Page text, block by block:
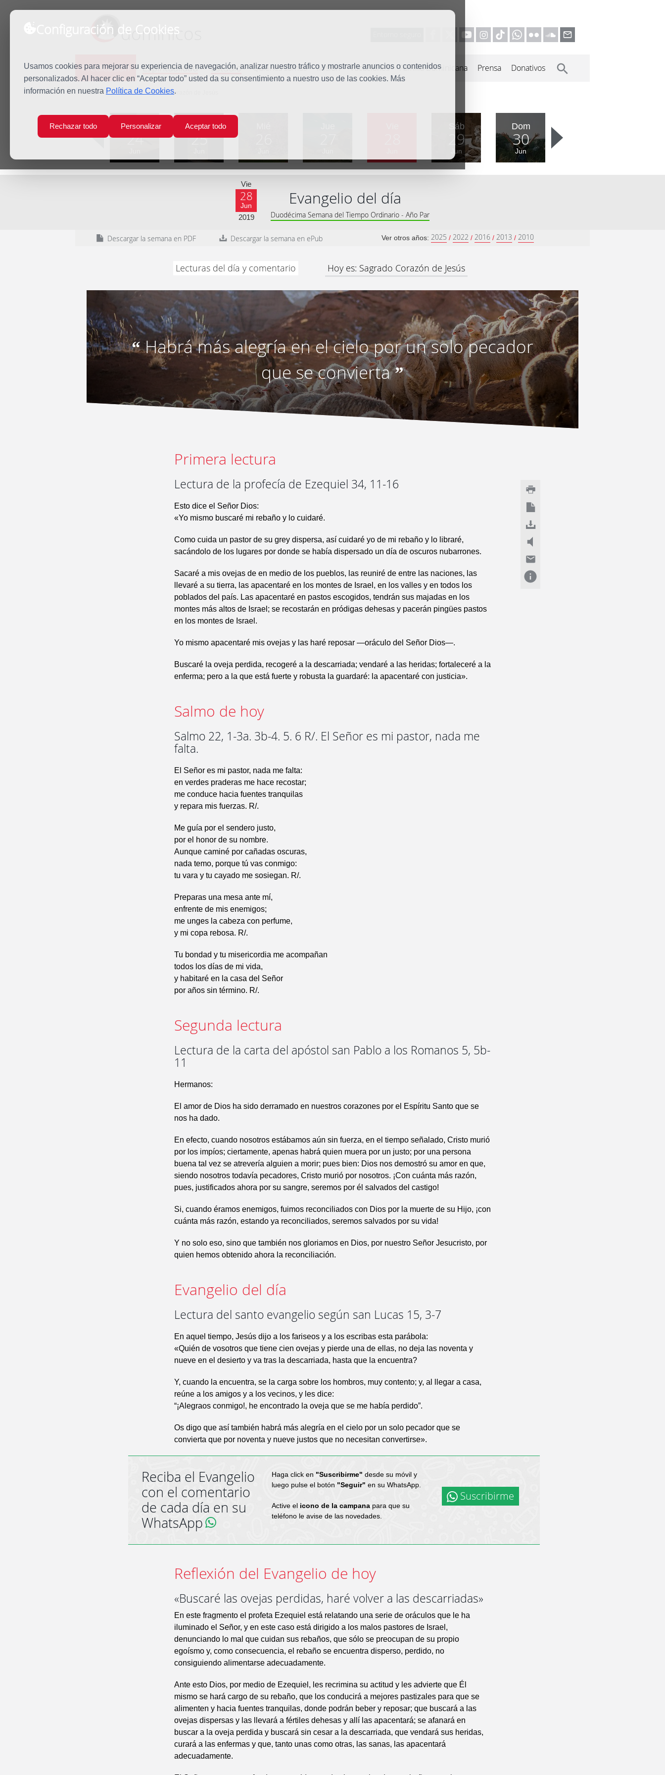
Configuración de Cookies
Usamos cookies para mejorar su experiencia de navegación, analizar nuestro tráfico y mostrarle anuncios o contenidos
personalizados. Al hacer clic en “Aceptar todo” usted da su consentimiento a nuestro uso de las cookies. Más
información en nuestra Política de Cookies.
Rechazar todo Personalizar Aceptar todo
dominicos
Predicación Espiritualidad Estudio Quiénes somos Misión Vocaciones Familia Dominicana Prensa Donativos
Inicio Predicación Sagrado Corazón de Jesús
Lun
24
Mar
25
Sáb
29
Jun
Dom
30
Jun
Vie
28
Jun
2019
Evangelio del día
Duodécima Semana del Tiempo Ordinario - Año Par
Descargar la semana en PDF Descargar la semana en ePub Ver otros años: 2025 / 2022 / 2016 / 2013 / 2010
Lecturas del día y comentario Hoy es: Sagrado Corazón de Jesús
“Habrá más alegría en el cielo por un solo pecador
que se convierta”
Primera lectura
Lectura de la profecía de Ezequiel 34, 11-16
Esto dice el Señor Dios:
«Yo mismo buscaré mi rebaño y lo cuidaré.
Como cuida un pastor de su grey dispersa, así cuidaré yo de mi rebaño y lo libraré,
sacándolo de los lugares por donde se había dispersado un día de oscuros nubarrones.
Sacaré a mis ovejas de en medio de los pueblos, las reuniré de entre las naciones, las
llevaré a su tierra, las apacentaré en los montes de Israel, en los valles y en todos los
poblados del país. Las apacentaré en pastos escogidos, tendrán sus majadas en los
montes más altos de Israel; se recostarán en pródigas dehesas y pacerán pingües pastos
en los montes de Israel.
Yo mismo apacentaré mis ovejas y las haré reposar —oráculo del Señor Dios—.
Buscaré la oveja perdida, recogeré a la descarriada; vendaré a las heridas; fortaleceré a la
enferma; pero a la que está fuerte y robusta la guardaré: la apacentaré con justicia».
Salmo de hoy
Salmo 22, 1-3a. 3b-4. 5. 6 R/. El Señor es mi pastor, nada me
falta.
El Señor es mi pastor, nada me falta:
en verdes praderas me hace recostar;
me conduce hacia fuentes tranquilas
y repara mis fuerzas. R/.
Me guía por el sendero justo,
por el honor de su nombre.
Aunque caminé por cañadas oscuras,
nada temo, porque tú vas conmigo:
tu vara y tu cayado me sosiegan. R/.
Preparas una mesa ante mí,
enfrente de mis enemigos;
me unges la cabeza con perfume,
y mi copa rebosa. R/.
Tu bondad y tu misericordia me acompañan
todos los días de mi vida,
y habitaré en la casa del Señor
por años sin término. R/.
Segunda lectura
Lectura de la carta del apóstol san Pablo a los Romanos 5, 5b-
11
Hermanos:
El amor de Dios ha sido derramado en nuestros corazones por el Espíritu Santo que se
nos ha dado.
En efecto, cuando nosotros estábamos aún sin fuerza, en el tiempo señalado, Cristo murió
por los impíos; ciertamente, apenas habrá quien muera por un justo; por una persona
buena tal vez se atrevería alguien a morir; pues bien: Dios nos demostró su amor en que,
siendo nosotros todavía pecadores, Cristo murió por nosotros. ¡Con cuánta más razón,
pues, justificados ahora por su sangre, seremos por él salvados del castigo!
Si, cuando éramos enemigos, fuimos reconciliados con Dios por la muerte de su Hijo, ¡con
cuánta más razón, estando ya reconciliados, seremos salvados por su vida!
Y no solo eso, sino que también nos gloriamos en Dios, por nuestro Señor Jesucristo, por
quien hemos obtenido ahora la reconciliación.
Evangelio del día
Lectura del santo evangelio según san Lucas 15, 3-7
En aquel tiempo, Jesús dijo a los fariseos y a los escribas esta parábola:
«Quién de vosotros que tiene cien ovejas y pierde una de ellas, no deja las noventa y
nueve en el desierto y va tras la descarriada, hasta que la encuentra?
Y, cuando la encuentra, se la carga sobre los hombros, muy contento; y, al llegar a casa,
reúne a los amigos y a los vecinos, y les dice:
“¡Alegraos conmigo!, he encontrado la oveja que se me había perdido”.
Os digo que así también habrá más alegría en el cielo por un solo pecador que se
convierta que por noventa y nueve justos que no necesitan convertirse».
Reciba el Evangelio
con el comentario
de cada día en su
WhatsApp
Haga click en "Suscribirme" desde su móvil y
luego pulse el botón "Seguir" en su WhatsApp.
Active el icono de la campanapara que su
teléfono le avise de las novedades.
Suscribirme
Reflexión del Evangelio de hoy
«Buscaré las ovejas perdidas, haré volver a las descarriadas»
En este fragmento el profeta Ezequiel está relatando una serie de oráculos que le ha
iluminado el Señor, y en este caso está dirigido a los malos pastores de Israel,
denunciando lo mal que cuidan sus rebaños, que sólo se preocupan de su propio
egoísmo y, como consecuencia, el rebaño se encuentra disperso, perdido, no
consiguiendo alimentarse adecuadamente.
Ante esto Dios, por medio de Ezequiel, les recrimina su actitud y les advierte que Él
mismo se hará cargo de su rebaño, que los conducirá a mejores pastizales para que se
alimenten y hacia fuentes tranquilas, donde podrán beber y reposar; que buscará a las
ovejas dispersas y las llevará a fértiles dehesas y allí las apacentará; se afanará en
buscar a la oveja perdida y buscará sin cesar a la descarriada, que vendará sus heridas,
curará a las enfermas y que, tanto unas como otras, las sanas, las apacentará
adecuadamente.